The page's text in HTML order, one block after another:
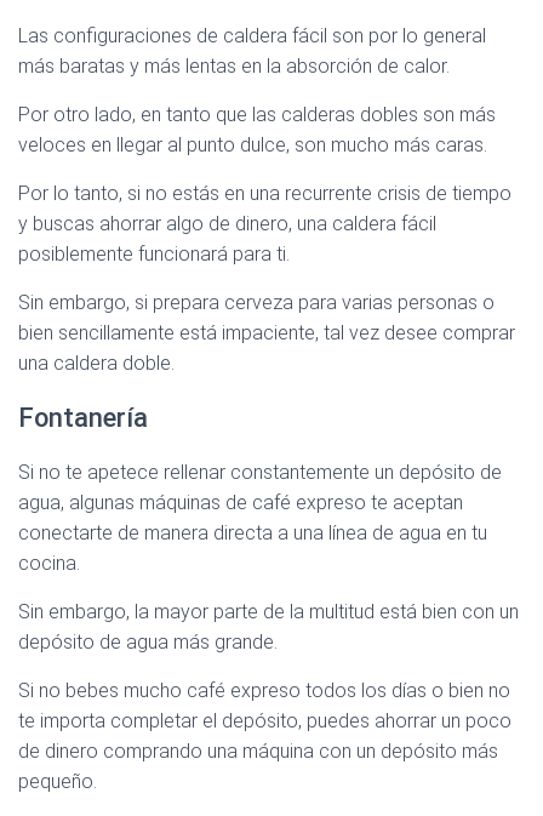
Las configuraciones de caldera fácil son por lo general
más baratas y más lentas en la absorción de calor.
Por otro lado, en tanto que las calderas dobles son más
veloces en llegar al punto dulce, son mucho más caras.
Por lo tanto, si no estás en una recurrente crisis de tiempo
y buscas ahorrar algo de dinero, una caldera fácil
posiblemente funcionará para ti.
Sin embargo, si prepara cerveza para varias personas o
bien sencillamente está impaciente, tal vez desee comprar
una caldera doble.
Fontanería
Si no te apetece rellenar constantemente un depósito de
agua, algunas máquinas de café expreso te aceptan
conectarte de manera directa a una línea de agua en tu
cocina.
Sin embargo, la mayor parte de la multitud está bien con un
depósito de agua más grande.
Si no bebes mucho café expreso todos los días o bien no
te importa completar el depósito, puedes ahorrar un poco
de dinero comprando una máquina con un depósito más
pequeño.